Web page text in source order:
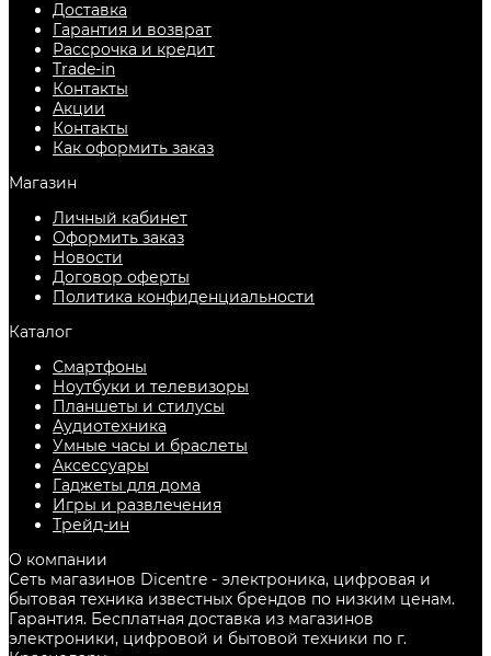
Доставка
Гарантия и возврат
Рассрочка и кредит
Trade-in
Контакты
Акции
Контакты
Как оформить заказ
Магазин
Личный кабинет
Оформить заказ
Новости
Договор оферты
Политика конфиденциальности
Каталог
Смартфоны
Ноутбуки и телевизоры
Планшеты и стилусы
Аудиотехника
Умные часы и браслеты
Аксессуары
Гаджеты для дома
Игры и развлечения
Трейд-ин
О компании
Сеть магазинов Dicentre - электроника, цифровая и
бытовая техника известных брендов по низким ценам.
Гарантия. Бесплатная доставка из магазинов
электроники, цифровой и бытовой техники по г.